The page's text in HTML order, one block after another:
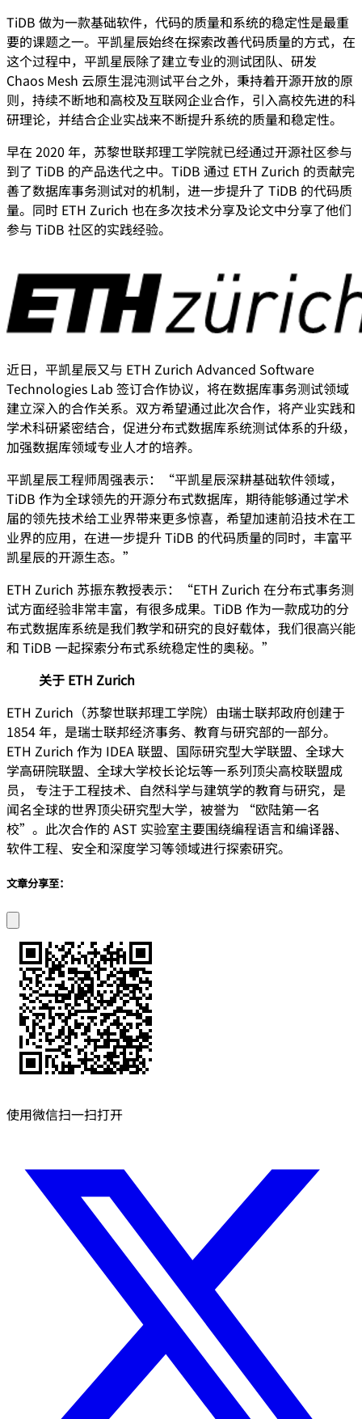
TiDB 做为一款基础软件，代码的质量和系统的稳定性是最重
要的课题之一。平凯星辰始终在探索改善代码质量的方式，在
这个过程中，平凯星辰除了建立专业的测试团队、研发
Chaos Mesh 云原生混沌测试平台之外，秉持着开源开放的原
则，持续不断地和高校及互联网企业合作，引入高校先进的科
研理论，并结合企业实战来不断提升系统的质量和稳定性。
早在 2020 年，苏黎世联邦理工学院就已经通过开源社区参与
到了 TiDB 的产品迭代之中。TiDB 通过 ETH Zurich 的贡献完
善了数据库事务测试对的机制，进一步提升了 TiDB 的代码质
量。同时 ETH Zurich 也在多次技术分享及论文中分享了他们
参与 TiDB 社区的实践经验。
近日，平凯星辰又与 ETH Zurich Advanced Software
Technologies Lab 签订合作协议，将在数据库事务测试领域
建立深入的合作关系。双方希望通过此次合作，将产业实践和
学术科研紧密结合，促进分布式数据库系统测试体系的升级，
加强数据库领域专业人才的培养。
平凯星辰工程师周强表示：“平凯星辰深耕基础软件领域，
TiDB 作为全球领先的开源分布式数据库，期待能够通过学术
届的领先技术给工业界带来更多惊喜，希望加速前沿技术在工
业界的应用，在进一步提升 TiDB 的代码质量的同时，丰富平
凯星辰的开源生态。”
ETH Zurich 苏振东教授表示：“ETH Zurich 在分布式事务测
试方面经验非常丰富，有很多成果。TiDB 作为一款成功的分
布式数据库系统是我们教学和研究的良好载体，我们很高兴能
和 TiDB 一起探索分布式系统稳定性的奥秘。”
关于 ETH Zurich
ETH Zurich（苏黎世联邦理工学院）由瑞士联邦政府创建于
1854 年，是瑞士联邦经济事务、教育与研究部的一部分。
ETH Zurich 作为 IDEA 联盟、国际研究型大学联盟、全球大
学高研院联盟、全球大学校长论坛等一系列顶尖高校联盟成
员， 专注于工程技术、自然科学与建筑学的教育与研究，是
闻名全球的世界顶尖研究型大学，被誉为 “欧陆第一名
校”。此次合作的 AST 实验室主要围绕编程语言和编译器、
软件工程、安全和深度学习等领域进行探索研究。
文章分享至：
使用微信扫一扫打开